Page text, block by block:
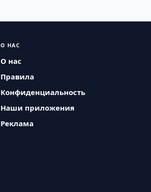
О НАС
О нас
Правила
Конфиденциальность
Наши приложения
Реклама